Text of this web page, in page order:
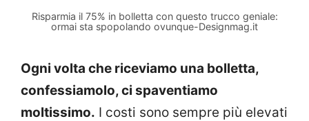
Risparmia il 75% in bolletta con questo trucco geniale:
ormai sta spopolando ovunque-Designmag.it
Ogni volta che riceviamo una bolletta,
confessiamolo, ci spaventiamo
moltissimo. I costi sono sempre più elevati